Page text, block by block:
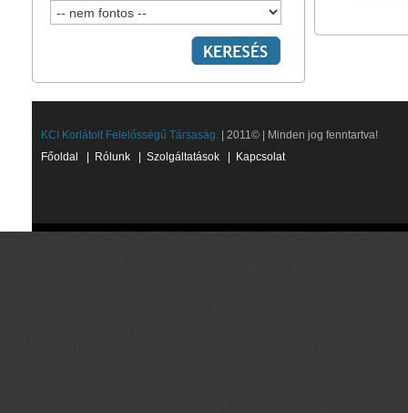
KCI Korlátolt Felelősségű Társaság. | 2011© | Minden jog fenntartva!
Főoldal
Rólunk Szolgáltatások Kapcsolat